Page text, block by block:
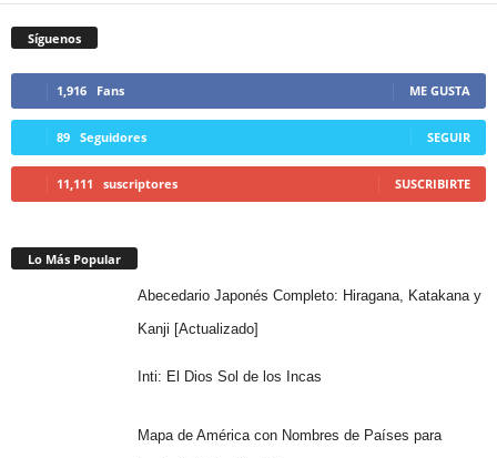
Síguenos
1,916 Fans ME GUSTA
89 Seguidores SEGUIR
11,111 suscriptores SUSCRIBIRTE
Lo Más Popular
Abecedario Japonés Completo: Hiragana, Katakana y
Kanji [Actualizado]
Inti: El Dios Sol de los Incas
Mapa de América con Nombres de Países para